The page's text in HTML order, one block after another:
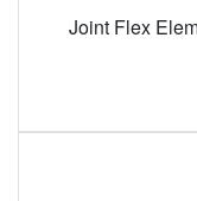
Joint Flex